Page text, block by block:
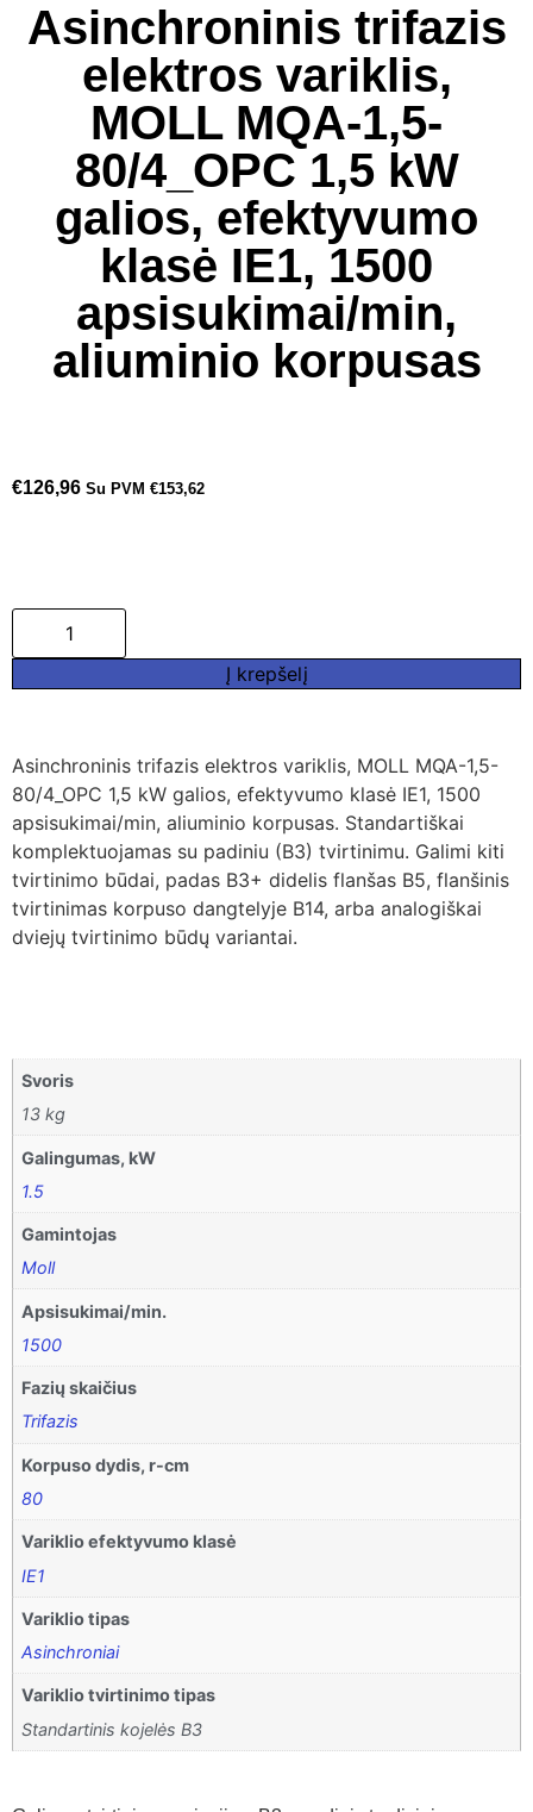
Asinchroninis trifazis
elektros variklis,
MOLL MQA-1,5-
80/4_OPC 1,5 kW
galios, efektyvumo
klasė IE1, 1500
apsisukimai/min,
aliuminio korpusas
€126,96 Su PVM €153,62
Į krepšelį
Asinchroninis trifazis elektros variklis, MOLL MQA-1,5-
80/4_OPC 1,5 kW galios, efektyvumo klasė IE1, 1500
apsisukimai/min, aliuminio korpusas. Standartiškai
komplektuojamas su padiniu (B3) tvirtinimu. Galimi kiti
tvirtinimo būdai, padas B3+ didelis flanšas B5, flanšinis
tvirtinimas korpuso dangtelyje B14, arba analogiškai
dviejų tvirtinimo būdų variantai.
Svoris
13 kg
Galingumas, kW
1.5
Gamintojas
Moll
Apsisukimai/min.
1500
Fazių skaičius
Trifazis
Korpuso dydis, r-cm
80
Variklio efektyvumo klasė
IE1
Variklio tipas
Asinchroniai
Variklio tvirtinimo tipas
Standartinis kojelės B3